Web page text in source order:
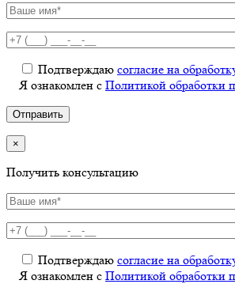
Подтверждаю согласие на
Я ознакомлен с Политикой обработки
×
Получить консультацию
Подтверждаю согласие на
Я ознакомлен с Политикой обработки